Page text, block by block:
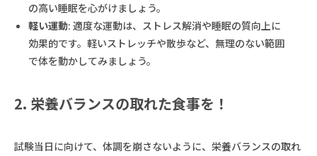
の高い睡眠を心がけましょう。
軽い運動: 適度な運動は、ストレス解消や睡眠の質向上に
効果的です。軽いストレッチや散歩など、無理のない範囲
で体を動かしてみましょう。
2. 栄養バランスの取れた食事を！
試験当日に向けて、体調を崩さないように、栄養バランスの取れ